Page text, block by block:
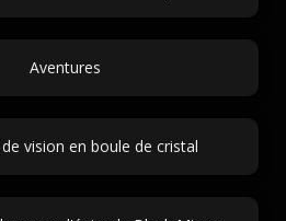
Aventures
vision en boule de cristal